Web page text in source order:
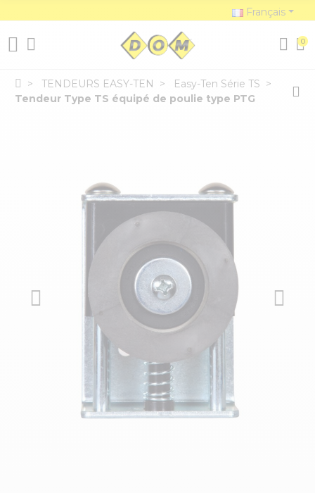
Français
0
TENDEURS EASY-TEN
Easy-Ten Série TS
Tendeur Type TS équipé de poulie type PTG